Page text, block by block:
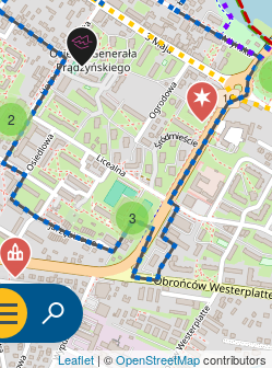
2
3
Leaflet| ©OpenStreetMapcontributors